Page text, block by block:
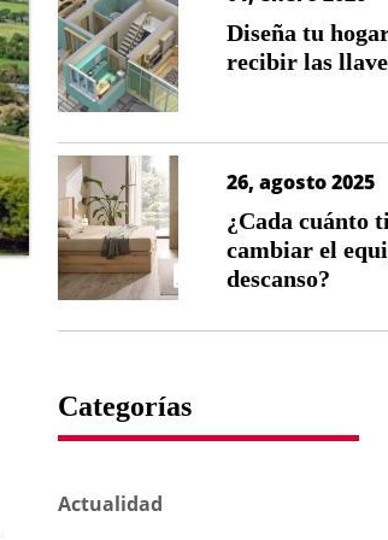
Diseña tu
recibir las
26, agosto 2025
¿Cada cuánto
cambiar el
descanso?
Categorías
Actualidad